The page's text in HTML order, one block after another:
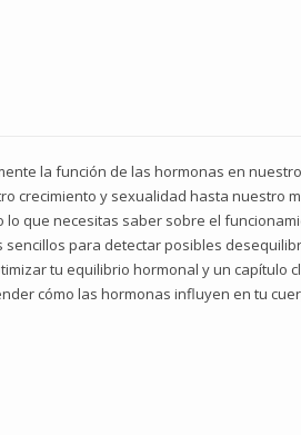
la función de las hormonas en
crecimiento y sexualidad hasta nuestro
que necesitas saber sobre el
para detectar posibles
tu equilibrio hormonal y un capítulo
cómo las hormonas influyen en tu